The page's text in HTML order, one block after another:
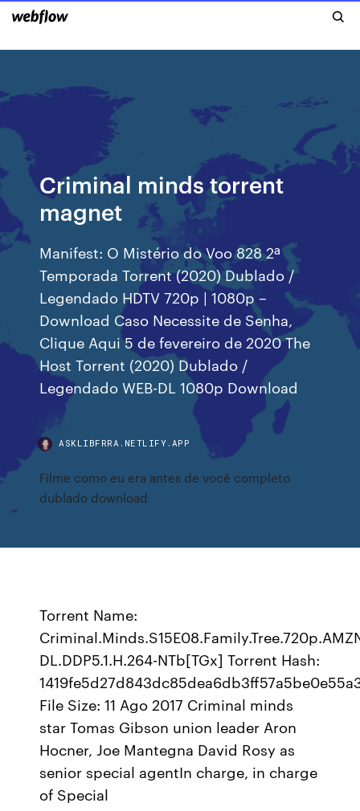
Criminal minds torrent
magnet
Manifest: O Mistério do Voo 828 2ª
Temporada Torrent (2020) Dublado /
Legendado HDTV 720p | 1080p –
Download Caso Necessite de Senha,
Clique Aqui 5 de fevereiro de 2020 The
Host Torrent (2020) Dublado /
Legendado WEB-DL 1080p Download
ASKLIBFRRA.NETLIFY.APP
Filme como eu era antes de você completo
dublado download
Torrent Name:
DL.DDP5.1.H.264-NTb[TGx] Torrent Hash:
File Size: 11 Ago 2017 Criminal minds
star Tomas Gibson union leader Aron
Hocner, Joe Mantegna David Rosy as
senior special agentIn charge, in charge
of Special